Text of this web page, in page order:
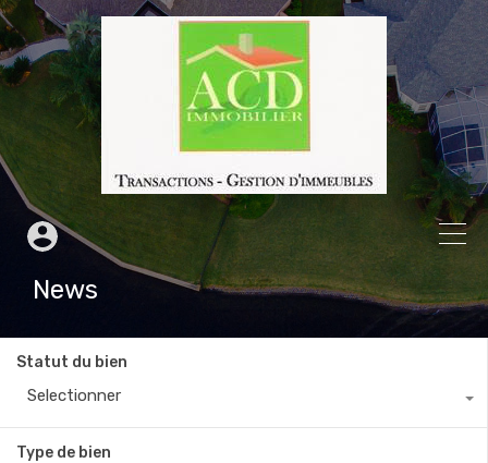
News
Statut du bien
Selectionner
Type de bien